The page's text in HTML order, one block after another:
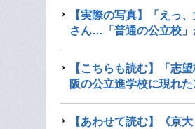
【実際の写真】「えっ
さん…「普通の公立校」
【こちらも読む】「志
阪の公立進学校に現れ
【あわせて読む】《京